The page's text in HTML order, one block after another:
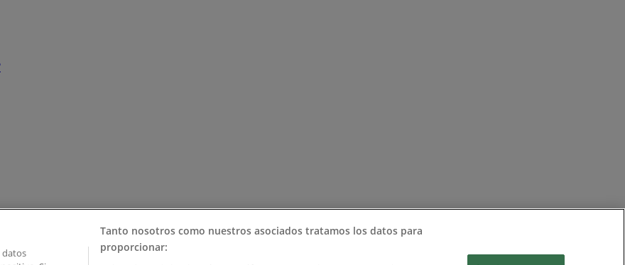
datos
Tanto nosotros como nuestros asociados tratamos los datos para
proporcionar: